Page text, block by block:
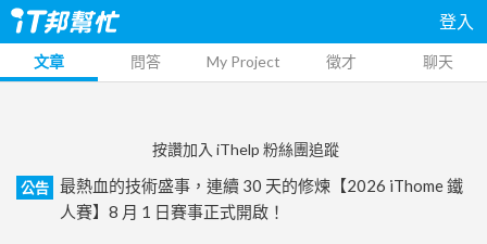
登入
文章 問答 My Project 徵才 聊天
按讚加入 iThelp 粉絲團追蹤
公告
最熱血的技術盛事，連續 30 天的修煉【2026 iThome 鐵
人賽】8 月 1 日賽事正式開啟！